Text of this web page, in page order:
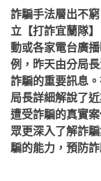
詐騙手法層出不
立【打詐宜蘭隊
動或各家電台廣
例，昨天由分局
詐騙的重要訊息
局長詳細解說了
遭受詐騙的真實
眾更深入了解詐
騙的能力，預防